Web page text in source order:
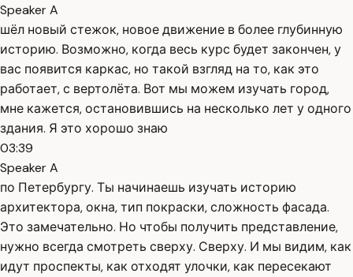
Speaker A
шёл новый стежок, новое движение в более глубинную
историю. Возможно, когда весь курс будет закончен, у
вас появится каркас, но такой взгляд на то, как это
работает, с вертолёта. Вот мы можем изучать город,
мне кажется, остановившись на несколько лет у одного
здания. Я это хорошо знаю
03:39
Speaker A
по Петербургу. Ты начинаешь изучать историю
архитектора, окна, тип покраски, сложность фасада.
Это замечательно. Но чтобы получить представление,
нужно всегда смотреть сверху. Сверху. И мы видим, как
идут проспекты, как отходят улочки, как пересекают